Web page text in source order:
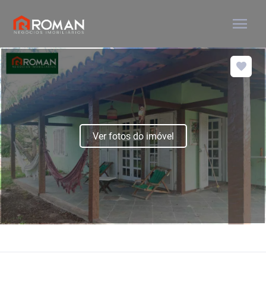
menu
Ver fotos do imóvel